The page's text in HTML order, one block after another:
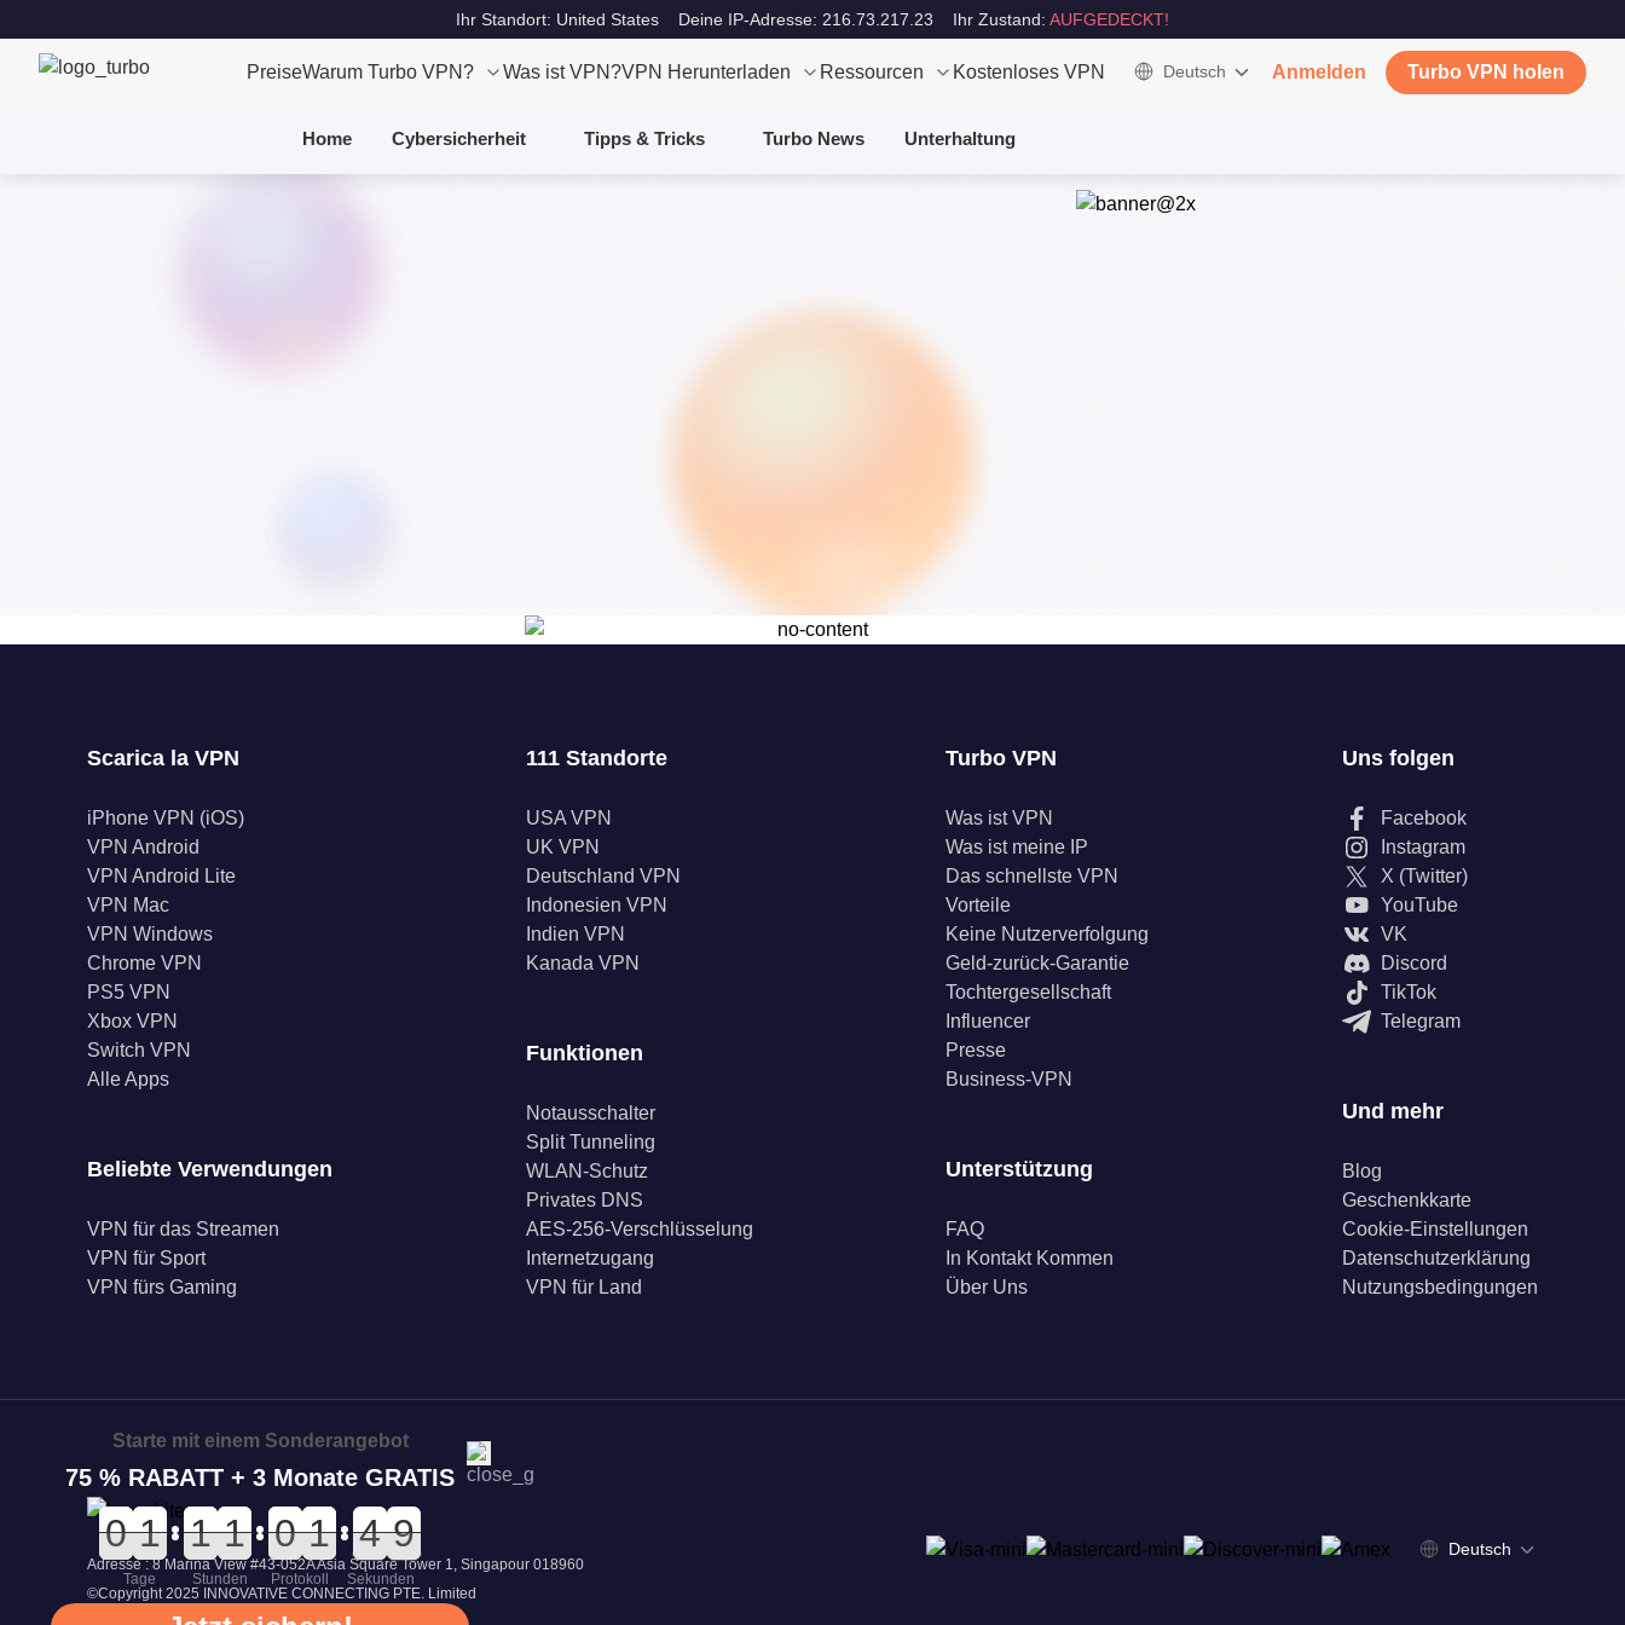
Ihr Standort: United States Deine IP-Adresse: 216.73.217.23 Ihr Zustand: AUFGEDECKT!
PreiseWarum Turbo VPN? Was ist VPN?VPN Herunterladen Ressourcen Kostenloses VPN Deutsch Anmelden Turbo VPN holen
Home Cybersicherheit Tipps & Tricks Turbo News Unterhaltung
Scarica la VPN
iPhone VPN (iOS)
VPN Android
VPN Android Lite
VPN Mac
VPN Windows
Chrome VPN
PS5 VPN
Xbox VPN
Switch VPN
Alle Apps
Beliebte Verwendungen
VPN für das Streamen
VPN für Sport
VPN fürs Gaming
111 Standorte
USA VPN
UK VPN
Deutschland VPN
Indonesien VPN
Indien VPN
Kanada VPN
Funktionen
Notausschalter
Split Tunneling
WLAN-Schutz
Privates DNS
AES-256-Verschlüsselung
Internetzugang
VPN für Land
Turbo VPN
Was ist VPN
Was ist meine IP
Das schnellste VPN
Vorteile
Keine Nutzerverfolgung
Geld-zurück-Garantie
Tochtergesellschaft
Influencer
Presse
Business-VPN
Unterstützung
FAQ
In Kontakt Kommen
Über Uns
Uns folgen
Facebook
Instagram
X (Twitter)
YouTube
VK
Discord
TikTok
Telegram
Und mehr
Blog
Geschenkkarte
Cookie-Einstellungen
Datenschutzerklärung
Nutzungsbedingungen
Adresse : 8 Marina View #43-052A Asia Square Tower 1, Singapour 018960
©Copyright 2025 INNOVATIVE CONNECTING PTE. Limited
Deutsch
Starte mit einem Sonderangebot
75 % RABATT + 3 Monate GRATIS
0
0
0
0 0
0
1
1 0
0
1
1 0
0
1
1 0
0
0
0 2
2
1
1 5
5
4
4 9
9
8
Tage Stunden Protokoll Sekunden